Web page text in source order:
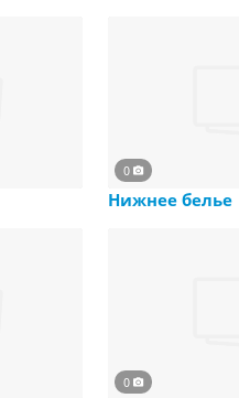
0
Нижнее белье
0